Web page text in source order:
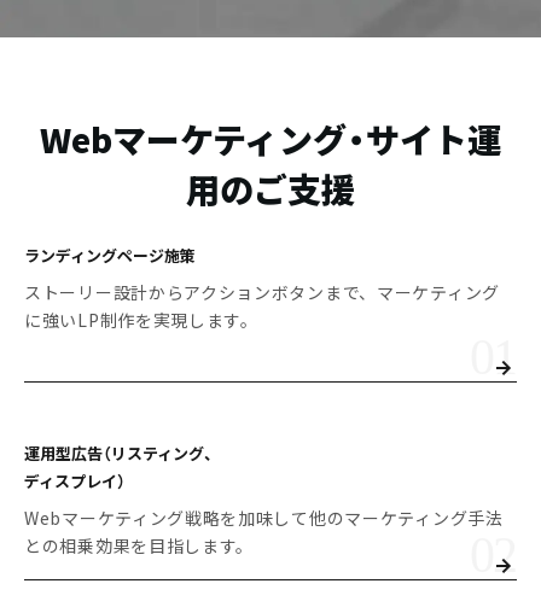
Webマーケティング・サイト運
用のご支援
ランディングページ施策
ストーリー設計からアクションボタンまで、マーケティング
に強いLP制作を実現します。
運用型広告（リスティング、
ディスプレイ）
Webマーケティング戦略を加味して他のマーケティング手法
との相乗効果を目指します。